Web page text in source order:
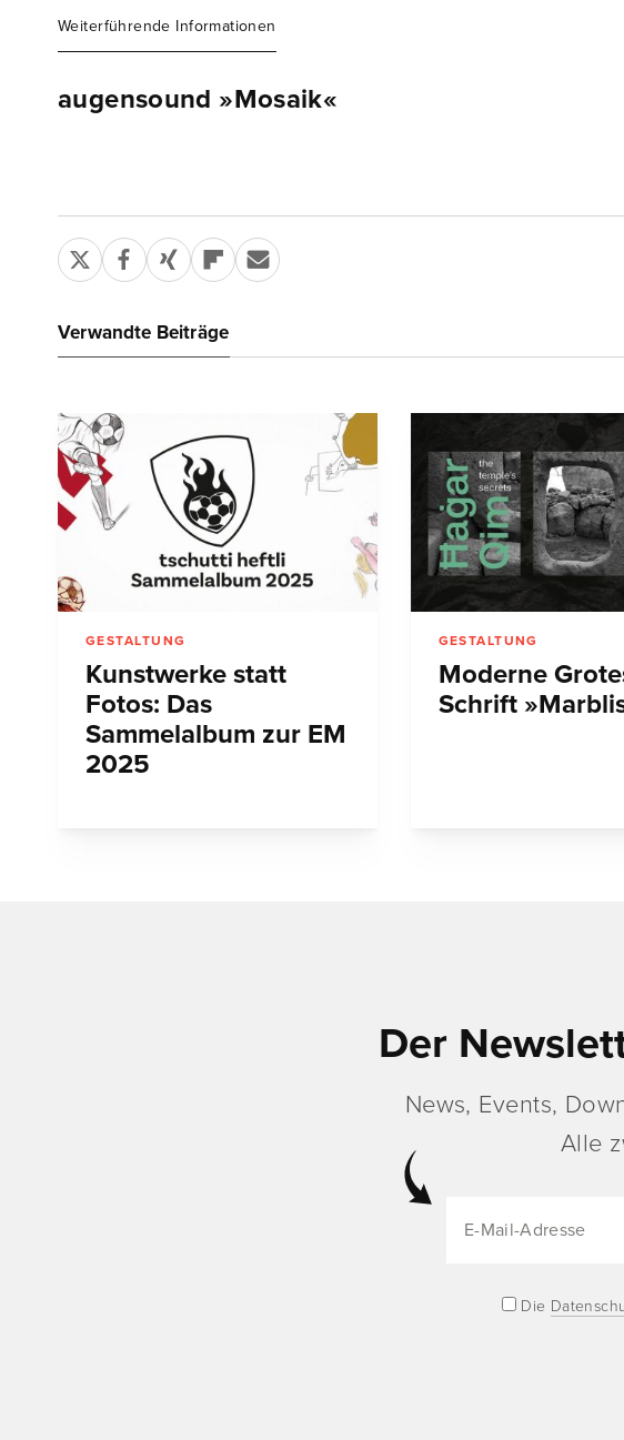
Weiterführende Informationen
augensound »Mosaik«
Verwandte Beiträge
GESTALTUNG
Kunstwerke statt
Fotos: Das
Sammelalbum zur EM
2025
GESTALTUNG
Moderne
Schrift
Der
News, Events,
Alle
Die